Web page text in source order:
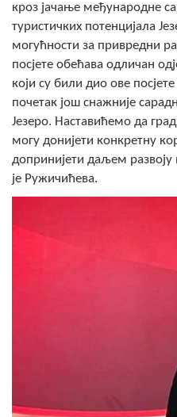
кроз јачање међународне
туристичких потенцијала
могућности за привредни
посјете обећава одличан
који су били дио ове
почетак још снажније
Језеро. Наставићемо да
могу донијети конкретну
допринијети даљем
је Ружичићева.